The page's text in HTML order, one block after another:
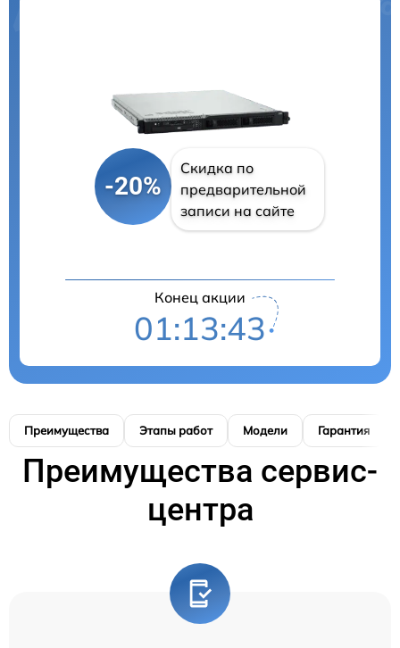
-20%
Скидка по
предварительной
записи на сайте
Конец акции
01:13:42
Преимущества Этапы работ Модели Гарантия
Преимущества сервис-
центра